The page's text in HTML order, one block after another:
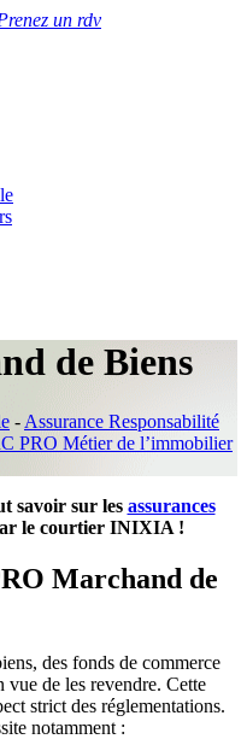
un rdv
de Biens
- Assurance Responsabilité
PRO Métier de l’immobilier
savoir sur les assurances
le courtier INIXIA !
Marchand de
des fonds de commerce
vue de les revendre. Cette
strict des réglementations.
notamment :